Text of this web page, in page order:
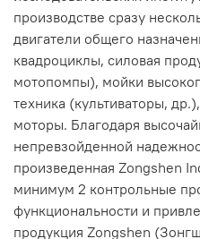
производстве сразу
двигатели общего
квадроциклы, силовая
мотопомпы), мойки
техника (культиваторы,
моторы. Благодаря
непревзойденной
произведенная Zongshen
минимум 2 контрольные
функциональности и
продукция Zongshen